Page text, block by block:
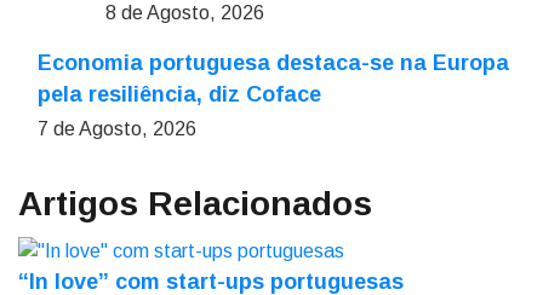
8 de Agosto, 2026
Economia portuguesa destaca-se na Europa
pela resiliência, diz Coface
7 de Agosto, 2026
Artigos Relacionados
“In love” com start-ups portuguesas